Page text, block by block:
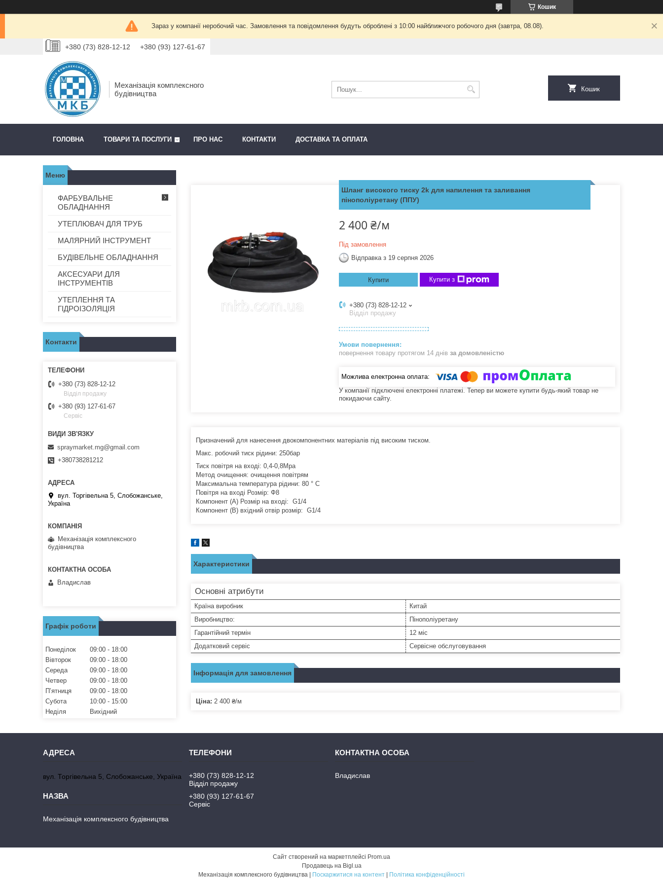
Кошик
Зараз у компанії неробочий час. Замовлення та повідомлення будуть оброблені з 10:00 найближчого робочого дня (завтра, 08.08).
+380 (73) 828-12-12 +380 (93) 127-61-67
Механізація комплексного
будівництва
Кошик
ГОЛОВНА ТОВАРИ ТА ПОСЛУГИ ПРО НАС КОНТАКТИ ДОСТАВКА ТА ОПЛАТА
Шланг високого тиску 2k для напилення та заливання
пінополіуретану (ППУ)
2 400 ₴/м
Під замовлення
Відправка з 19 серпня 2026
Купити Купити з
+380 (73) 828-12-12
Відділ продажу
повернення товару протягом 14 днів за домовленістю
У компанії підключені електронні платежі. Тепер ви можете купити будь-який товар не
покидаючи сайту.
Призначений для нанесення двокомпонентних матеріалів під високим тиском.
Макс. робочий тиск рідини: 250бар
Тиск повітря на вході: 0,4-0,8Mpa
Метод очищення: очищення повітрям
Максимальна температура рідини: 80 ° C
Повітря на вході Розмір: Ф8
Компонент (А) Розмір на вході: G1/4
Компонент (B) вхідний отвір розмір: G1/4
Характеристики
Основні атрибути
Країна виробник
Китай
Виробництво:
Пінополіуретану
Гарантійний термін
12 міс
Додатковий сервіс
Сервісне обслуговування
Інформація для замовлення
Ціна: 2 400 ₴/м
ФАРБУВАЛЬНЕ
ОБЛАДНАННЯ
УТЕПЛЮВАЧ ДЛЯ ТРУБ
МАЛЯРНИЙ ІНСТРУМЕНТ
БУДІВЕЛЬНЕ ОБЛАДНАННЯ
АКСЕСУАРИ ДЛЯ
ІНСТРУМЕНТІВ
УТЕПЛЕННЯ ТА
ГІДРОІЗОЛЯЦІЯ
Контакти
+380 (73) 828-12-12
Відділ продажу
+380 (93) 127-61-67
Сервіс
spraymarket.mg@gmail.com
+380738281212
вул. Торгівельна 5, Слобожанське,
Україна
Механізація комплексного
будівництва
Владислав
Графік роботи
Понеділок 09:00
18:00
Вівторок
09:00
18:00
Середа
09:00
18:00
Четвер
09:00
18:00
Пʼятниця
09:00
18:00
Субота
10:00
15:00
Неділя
Вихідний
вул. Торгівельна 5, Слобожанське, Україна
Механізація комплексного будівництва
+380 (73) 828-12-12
Відділ продажу
+380 (93) 127-61-67
Сервіс
Владислав
Сайт створений на маркетплейсі Prom.ua
Продавець на Bigl.ua
Поскаржитися на контент Політика конфіденційності